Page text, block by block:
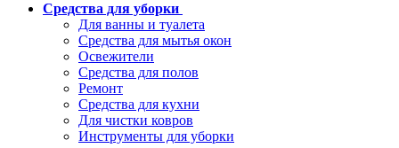
Средства для уборки
Для ванны и туалета
Средства для мытья окон
Освежители
Средства для полов
Ремонт
Средства для кухни
Для чистки ковров
Инструменты для уборки